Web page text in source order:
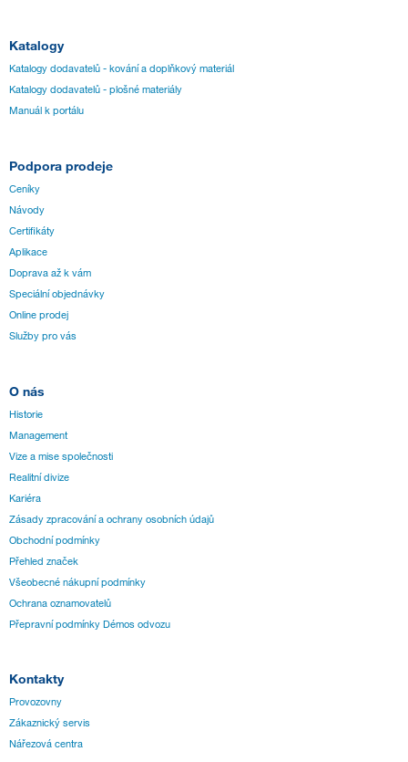
Katalogy
Katalogy dodavatelů - kování a doplňkový materiál
Katalogy dodavatelů - plošné materiály
Manuál k portálu
Podpora prodeje
Ceníky
Návody
Certifikáty
Aplikace
Doprava až k vám
Speciální objednávky
Online prodej
Služby pro vás
O nás
Historie
Management
Vize a mise společnosti
Realitní divize
Kariéra
Zásady zpracování a ochrany osobních údajů
Obchodní podmínky
Přehled značek
Všeobecné nákupní podmínky
Ochrana oznamovatelů
Přepravní podmínky Démos odvozu
Kontakty
Provozovny
Zákaznický servis
Nářezová centra